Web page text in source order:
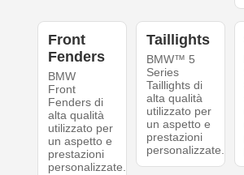
Front
Fenders
BMW
Front
Fenders di
alta qualità
utilizzato per
un aspetto e
prestazioni
personalizzate.
Taillights
BMW™ 5
Series
Taillights di
alta qualità
utilizzato per
un aspetto e
prestazioni
personalizzate.